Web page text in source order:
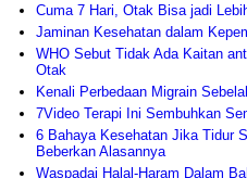
Cuma 7 Hari, Otak Bisa jadi
Jaminan Kesehatan dalam
WHO Sebut Tidak Ada Kaitan
Otak
Kenali Perbedaan Migrain
7Video Terapi Ini Sembuhkan
6 Bahaya Kesehatan Jika Tidur
Beberkan Alasannya
Waspadai Halal-Haram Dalam